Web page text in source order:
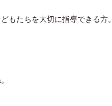
もたちを大切に指導できる方。